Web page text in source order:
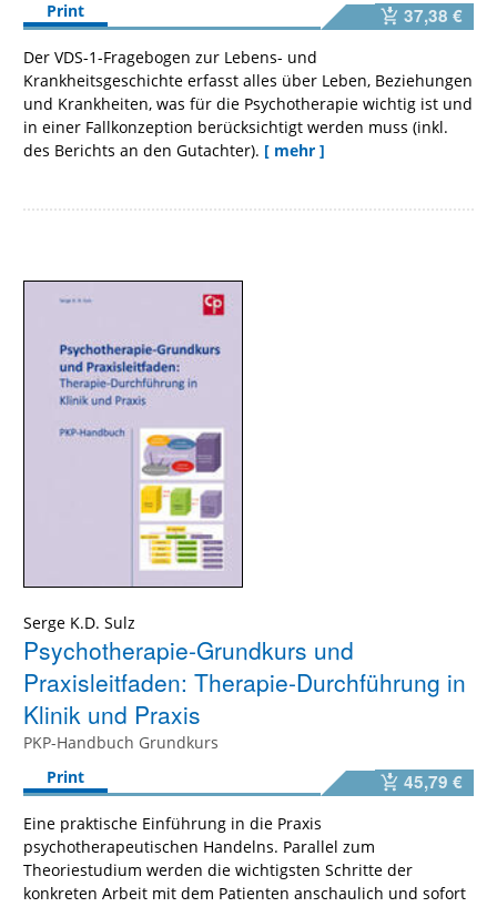
Print
37,38 €
Der VDS-1-Fragebogen zur Lebens- und
Krankheitsgeschichte erfasst alles über Leben, Beziehungen
und Krankheiten, was für die Psychotherapie wichtig ist und
in einer Fallkonzeption berücksichtigt werden muss (inkl.
des Berichts an den Gutachter). [ mehr ]
Serge K.D. Sulz
Psychotherapie-Grundkurs und
Praxisleitfaden: Therapie-Durchführung in
Klinik und Praxis
PKP-Handbuch Grundkurs
Print
45,79 €
Eine praktische Einführung in die Praxis
psychotherapeutischen Handelns. Parallel zum
Theoriestudium werden die wichtigsten Schritte der
konkreten Arbeit mit dem Patienten anschaulich und sofort